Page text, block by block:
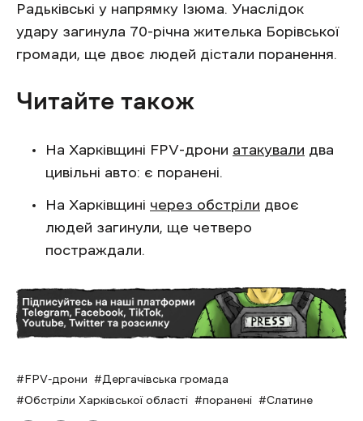
Радьківські у напрямку Ізюма. Унаслідок
удару загинула 70-річна жителька Борівської
громади, ще двоє людей дістали поранення.
Читайте також
На Харківщині FPV-дрони атакували два
цивільні авто: є поранені.
На Харківщині через обстріли двоє
людей загинули, ще четверо
постраждали.
FPV-дрони
Дергачівська громада
Обстріли Харківської області
поранені Слатине